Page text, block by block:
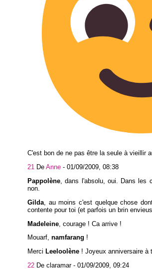
C'est bon de ne pas être la seule à vieillir
21 De Anne - 01/09/2009, 08:38
Pappolène , dans l'absolu, oui. Dans
non.
Gilda , au moins c'est quelque chose
contente pour toi (et parfois un brin
Madeleine , courage ! Ca arrive !
Mouarf, namfarang !
Merci Leeloolène ! Joyeux anniversaire à
22 De claramar - 01/09/2009, 09:24